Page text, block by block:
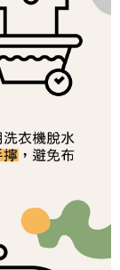
付」服務完成之交
關給付款項請求債
意方可使用
公司不負相關責
狀況，依本公司即
公司將視審查結果
惡意使用之情形，
取法律行動。